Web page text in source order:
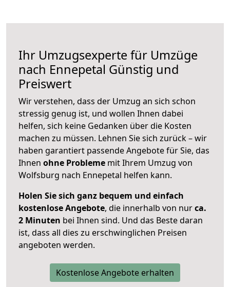
Ihr Umzugsexperte für Umzüge
nach Ennepetal Günstig und
Preiswert
Wir verstehen, dass der Umzug an sich schon
stressig genug ist, und wollen Ihnen dabei
helfen, sich keine Gedanken über die Kosten
machen zu müssen. Lehnen Sie sich zurück – wir
haben garantiert passende Angebote für Sie, das
Ihnen ohne Probleme mit Ihrem Umzug von
Wolfsburg nach Ennepetal helfen kann.
Holen Sie sich ganz bequem und einfach
kostenlose Angebote, die innerhalb von nurca.
2 Minuten bei Ihnen sind. Und das Beste daran
ist, dass all dies zu erschwinglichen Preisen
angeboten werden.
Kostenlose Angebote erhalten